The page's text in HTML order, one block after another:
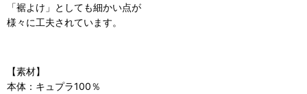
「裾よけ」としても細かい点が
様々に工夫されています。
【素材】
本体：キュプラ100％